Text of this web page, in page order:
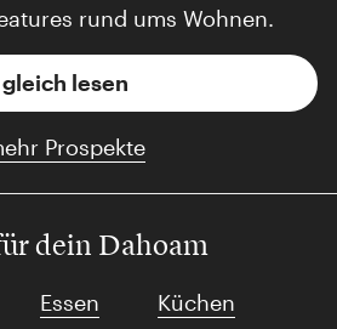
rund ums Wohnen.
gleich lesen
Prospekte
dein Dahoam
Essen Küchen